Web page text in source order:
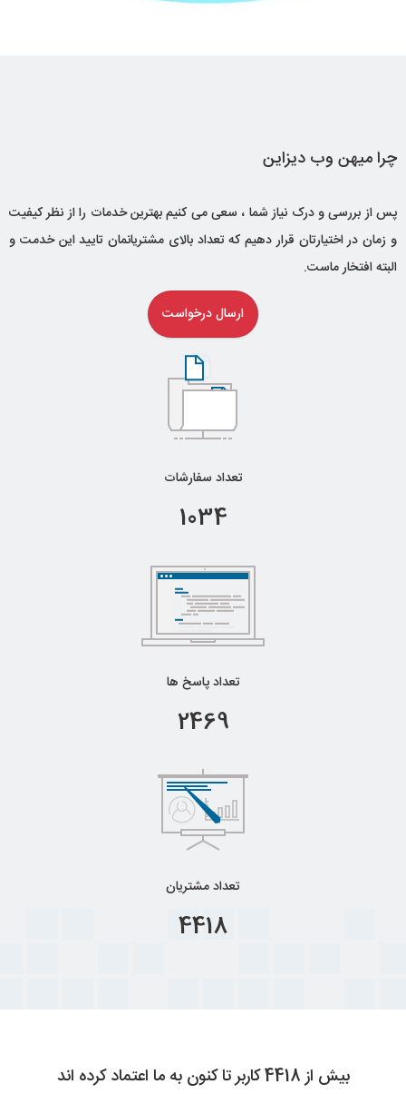
چرا میهن وب دیزاین
پس از بررسی و درک نیاز شما ، سعی می کنیم بهترین خدمات را از نظر کیفیت
و زمان در اختیارتان قرار دهیم که تعداد بالای مشتریانمان تایید این خدمت و
البته افتخار ماست.
ارسال درخواست
تعداد سفارشات
1034
تعداد پاسخ ها
2469
تعداد مشتریان
4418
بیش از 4418 کاربر تا کنون به ما اعتماد کرده اند